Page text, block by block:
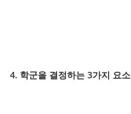
4. 학군을 결정하는 3가지 요소